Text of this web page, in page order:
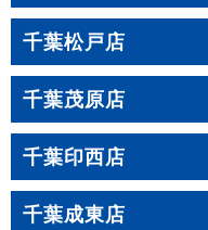
千葉松戸店
千葉茂原店
千葉印西店
千葉成東店